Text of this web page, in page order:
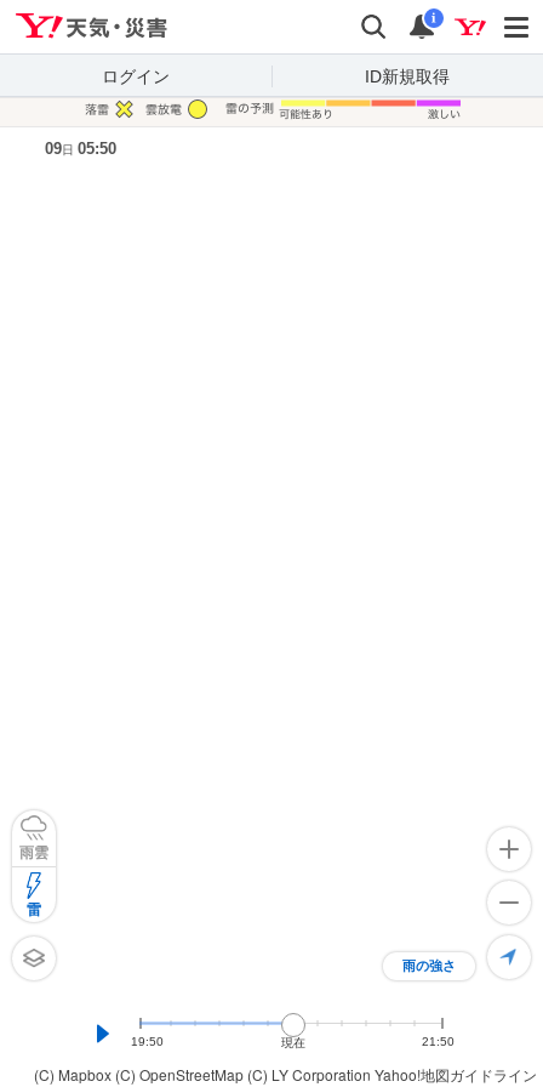
検索 通知
i
ログイン ID新規取得
(C) Mapbox (C) OpenStreetMap (C) LY Corporation Yahoo!地図ガイドライン
雨の強さ
雨雲
雷
19:50 現在 21:50
09日 05:50